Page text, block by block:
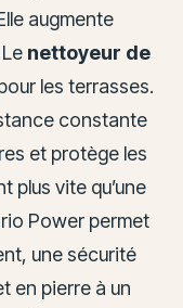
augmente
nettoyeur de
les terrasses.
constante
et protège les
plus vite qu’une
Power permet
une sécurité
en pierre à un